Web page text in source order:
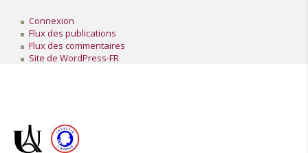
Connexion
Flux des publications
Flux des commentaires
Site de WordPress-FR